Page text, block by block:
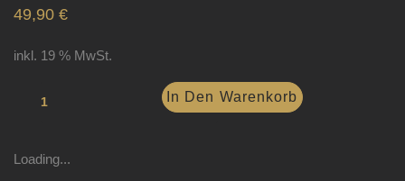
49,90 €
inkl. 19 % MwSt.
In Den Warenkorb
Loading...